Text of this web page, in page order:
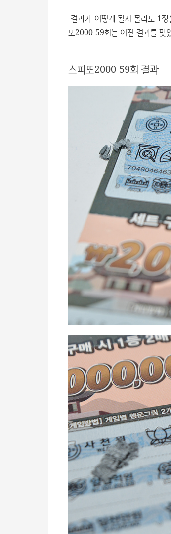
결과가 어떻게 될지 몰라도 1
또2000 59회는 어떤 결과를 맞
스피또2000 59회 결과